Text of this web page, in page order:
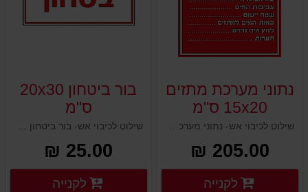
נתוני מערכת מתזים
15x20 ס"מ
205.00 ₪
פרטים נוספים פרטים נוספים לקנייה
בור ביטחון 20x30
ס"מ
25.00 ₪
פרטים נוספים
לקנייה